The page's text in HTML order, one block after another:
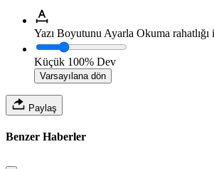
Yazı Boyutunu Ayarla Okuma rahatlığı
Küçük 100% Dev
Varsayılana dön
Paylaş
Benzer Haberler